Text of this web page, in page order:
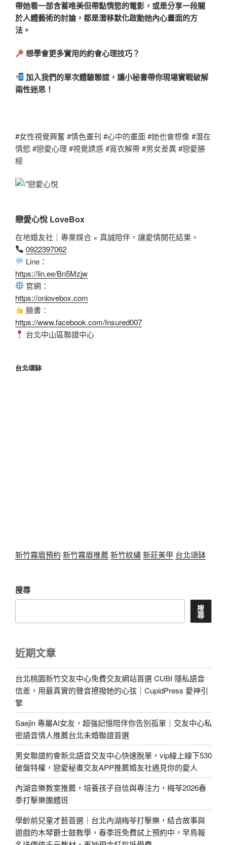
帶她看一部含蓄唯美但帶點情慾的電影，或是分享一段關
於人體藝術的討論，都是潛移默化啟動她內心畫面的方
法。
想學會更多實用的約會心理技巧？
加入我們的單次體驗聯誼，讓小秘書帶你現場實戰破解
兩性迷思！
#女性視覺興奮 #情色畫刊 #心中的畫面 #她也會想像 #潛在
情慾 #戀愛心理 #視覺誘惑 #寬衣解帶 #男女差異 #戀愛勝
經
戀愛心悅 LoveBox
在地婚友社｜專業媒合 × 真誠陪伴，讓愛情開花結果。
0922397062
Line：
https://lin.ee/Bn5Mzjw
官網：
https://onlovebox.com
臉書：
https://www.facebook.com/Insured007
台北中山區聯誼中心
台北頌缽
新竹霧眉預約 新竹霧眉推薦 新竹紋繡新莊美甲 台北頌缽
搜尋
搜
尋
近期文章
台北桃園新竹交友中心免費交友網站首選 CUBI 隱私語音
信差，用最真實的聲音撩撥她的心弦｜CupidPress 愛神引
擎
Saejin 專屬AI女友，超強記憶陪伴你告別孤單｜交友中心私
密語音情人推薦台北未婚聯誼首選
男女聯誼約會新北語音交友中心快速脫單，vip線上線下530
破盤特權，戀愛秘書交友APP推薦婚友社遇見你的愛人
內湖音樂教室推薦，培養孩子自信與專注力，梅苓2026春
季打擊樂團體班
學齡前兒童才藝首選｜台北內湖梅苓打擊樂，結合故事與
遊戲的木琴爵士鼓教學，春季班免費試上預約中，早鳥報